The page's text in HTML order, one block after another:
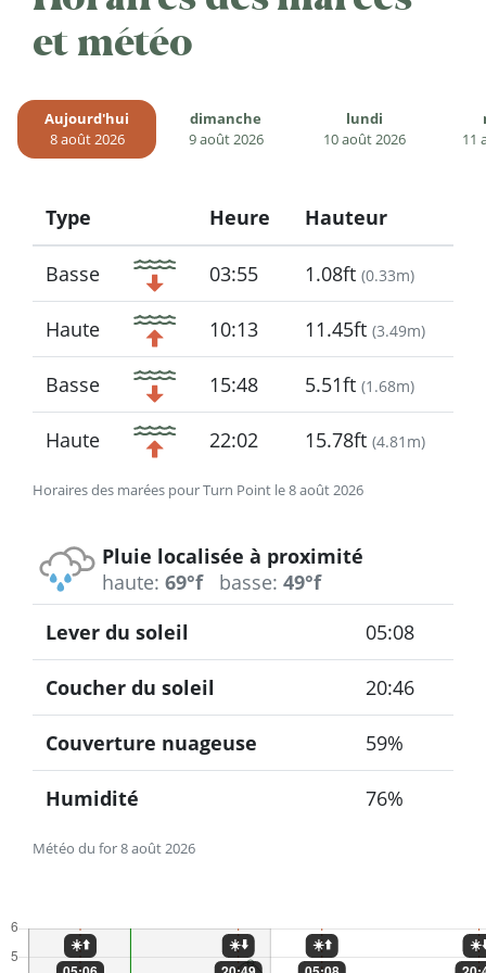
et météo
Aujourd'hui
8 août 2026
dimanche
9 août 2026
lundi
10 août 2026
11
Horaires des marées pour Turn Point le 8 août 2026
Type
Icon
Heure Hauteur
Basse 03:55 1.08ft (0.33m)
Haute 10:13 11.45ft (3.49m)
Basse 15:48 5.51ft (1.68m)
Haute 22:02 15.78ft (4.81m)
Pluie localisée à proximité
haute: 69°f basse: 49°f
Météo du for 8 août 2026
Lever du soleil 05:08
Coucher du soleil 20:46
Couverture nuageuse 59%
Humidité 76%